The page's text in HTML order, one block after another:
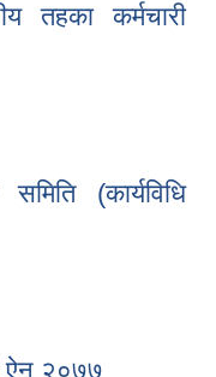
तहका कर्मचारी
(कार्यविधि
ऐन २०७७